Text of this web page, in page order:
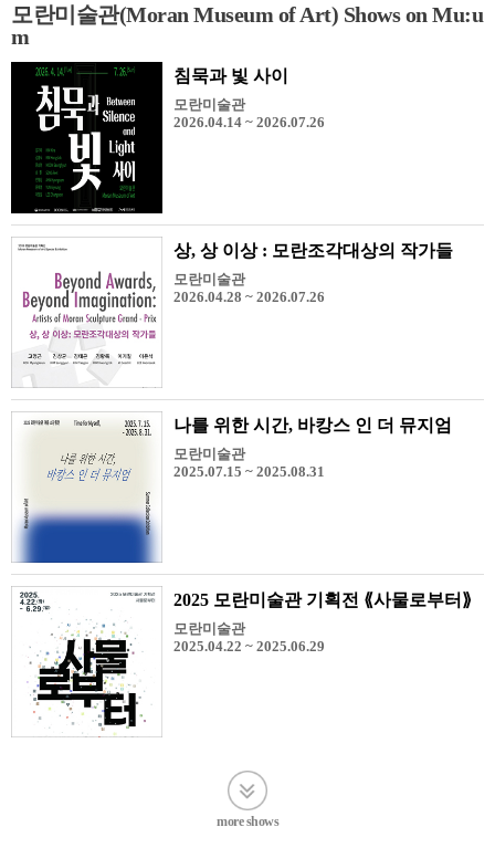
모란미술관(Moran Museum of Art) Shows on Mu:u
m
침묵과 빛 사이
모란미술관
2026.04.14 ~ 2026.07.26
상, 상 이상 : 모란조각대상의 작가들
모란미술관
2026.04.28 ~ 2026.07.26
나를 위한 시간, 바캉스 인 더 뮤지엄
모란미술관
2025.07.15 ~ 2025.08.31
2025 모란미술관 기획전 ⟪사물로부터⟫
모란미술관
2025.04.22 ~ 2025.06.29
more shows